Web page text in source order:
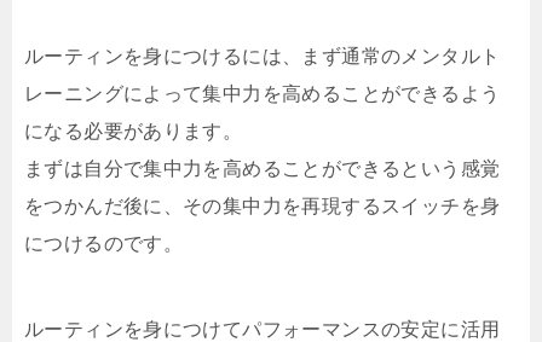
ルーティンを身につけるには、まず通常のメンタルト
レーニングによって集中力を高めることができるよう
になる必要があります。
まずは自分で集中力を高めることができるという感覚
をつかんだ後に、その集中力を再現するスイッチを身
につけるのです。
ルーティンを身につけてパフォーマンスの安定に活用